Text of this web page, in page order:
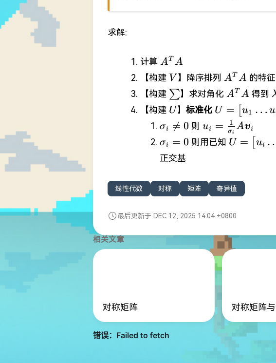
求解:
计算 A^{T}A
AT A
【构建 V
V 】降序排列 A^{T}A
AT A 的特
【构建 \sum
∑】求对角化 A^{T}A
AT A 得到
【构建 U
U 】标准化 U = u1 … u
\sigma_{i}
\neq 0
σi 
= 0则 u_{i}=\frac{1}
ui = σi
1 Avi
\sigma_{i}=0
σi = 0则用已知 U = ui
正交基
线性代数 对称 矩阵 奇异值
最后更新于 DEC 12, 2025 14:04 +0800
相关文章
对称矩阵 对称矩阵